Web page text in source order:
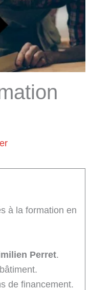
à la formation en
Perret.
de financement.